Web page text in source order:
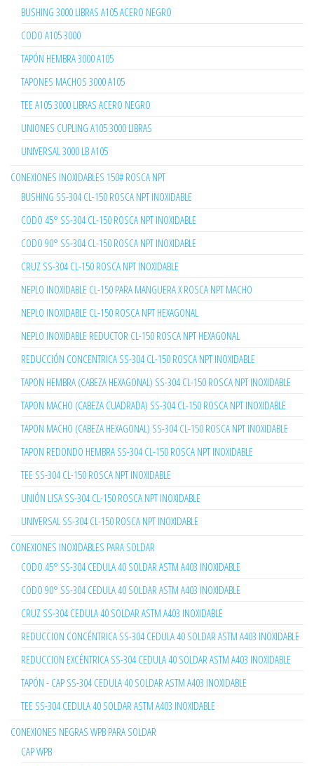
BUSHING 3000 LIBRAS A105 ACERO NEGRO
CODO A105 3000
TAPÓN HEMBRA 3000 A105
TAPONES MACHOS 3000 A105
TEE A105 3000 LIBRAS ACERO NEGRO
UNIONES CUPLING A105 3000 LIBRAS
UNIVERSAL 3000 LB A105
CONEXIONES INOXIDABLES 150# ROSCA NPT
BUSHING SS-304 CL-150 ROSCA NPT INOXIDABLE
CODO 45° SS-304 CL-150 ROSCA NPT INOXIDABLE
CODO 90° SS-304 CL-150 ROSCA NPT INOXIDABLE
CRUZ SS-304 CL-150 ROSCA NPT INOXIDABLE
NEPLO INOXIDABLE CL-150 PARA MANGUERA X ROSCA NPT MACHO
NEPLO INOXIDABLE CL-150 ROSCA NPT HEXAGONAL
NEPLO INOXIDABLE REDUCTOR CL-150 ROSCA NPT HEXAGONAL
REDUCCIÓN CONCENTRICA SS-304 CL-150 ROSCA NPT INOXIDABLE
TAPON HEMBRA (CABEZA HEXAGONAL) SS-304 CL-150 ROSCA NPT INOXIDABLE
TAPON MACHO (CABEZA CUADRADA) SS-304 CL-150 ROSCA NPT INOXIDABLE
TAPON MACHO (CABEZA HEXAGONAL) SS-304 CL-150 ROSCA NPT INOXIDABLE
TAPON REDONDO HEMBRA SS-304 CL-150 ROSCA NPT INOXIDABLE
TEE SS-304 CL-150 ROSCA NPT INOXIDABLE
UNIÓN LISA SS-304 CL-150 ROSCA NPT INOXIDABLE
UNIVERSAL SS-304 CL-150 ROSCA NPT INOXIDABLE
CONEXIONES INOXIDABLES PARA SOLDAR
CODO 45° SS-304 CEDULA 40 SOLDAR ASTM A403 INOXIDABLE
CODO 90° SS-304 CEDULA 40 SOLDAR ASTM A403 INOXIDABLE
CRUZ SS-304 CEDULA 40 SOLDAR ASTM A403 INOXIDABLE
REDUCCION CONCÉNTRICA SS-304 CEDULA 40 SOLDAR ASTM A403 INOXIDABLE
REDUCCION EXCÉNTRICA SS-304 CEDULA 40 SOLDAR ASTM A403 INOXIDABLE
TAPÓN - CAP SS-304 CEDULA 40 SOLDAR ASTM A403 INOXIDABLE
TEE SS-304 CEDULA 40 SOLDAR ASTM A403 INOXIDABLE
CONEXIONES NEGRAS WPB PARA SOLDAR
CAP WPB